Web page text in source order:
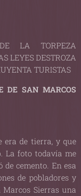
LA TORPEZA
LEYES DESTROZA
TURISTAS
DE SAN MARCOS
era de tierra, y que
La foto todavía me
cemento. En esa
de pobladores y
Sierras una